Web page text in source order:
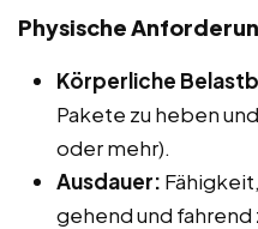
Physische
Körperliche
Pakete zu heben
oder mehr).
Ausdauer:
gehend und fahrend